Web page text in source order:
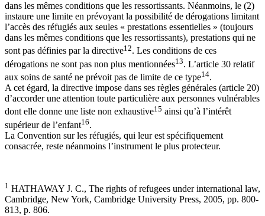
dans les mêmes conditions que les ressortissants. Néanmoins, le (2)
instaure une limite en prévoyant la possibilité de dérogations limitant
l’accès des réfugiés aux seules « prestations essentielles » (toujours
dans les mêmes conditions que les ressortissants), prestations qui ne
sont pas définies par la directive12. Les conditions de ces
dérogations ne sont pas non plus mentionnées13. L’article 30 relatif
aux soins de santé ne prévoit pas de limite de ce type14.
A cet égard, la directive impose dans ses règles générales (article 20)
d’accorder une attention toute particulière aux personnes vulnérables
dont elle donne une liste non exhaustive15 ainsi qu’à l’intérêt
supérieur de l’enfant16.
La Convention sur les réfugiés, qui leur est spécifiquement
consacrée, reste néanmoins l’instrument le plus protecteur.
1 HATHAWAY J. C., The rights of refugees under international law,
Cambridge, New York, Cambridge University Press, 2005, pp. 800-
813, p. 806.